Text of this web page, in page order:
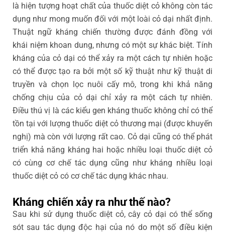
là hiện tượng hoạt chất của thuốc diệt cỏ không còn tác
dụng như mong muốn đối với một loài cỏ dại nhất định.
Thuật ngữ kháng chiến thường được đánh đồng với
khái niệm khoan dung, nhưng có một sự khác biệt. Tính
kháng của cỏ dại có thể xảy ra một cách tự nhiên hoặc
có thể được tạo ra bởi một số kỹ thuật như kỹ thuật di
truyền và chọn lọc nuôi cấy mô, trong khi khả năng
chống chịu của cỏ dại chỉ xảy ra một cách tự nhiên.
Điều thú vị là các kiểu gen kháng thuốc không chỉ có thể
tồn tại với lượng thuốc diệt cỏ thương mại (được khuyến
nghị) mà còn với lượng rất cao. Cỏ dại cũng có thể phát
triển khả năng kháng hai hoặc nhiều loại thuốc diệt cỏ
có cùng cơ chế tác dụng cũng như kháng nhiều loại
thuốc diệt cỏ có cơ chế tác dụng khác nhau.
Kháng chiến xảy ra như thế nào?
Sau khi sử dụng thuốc diệt cỏ, cây cỏ dại có thể sống
sót sau tác dụng độc hại của nó do một số điều kiện